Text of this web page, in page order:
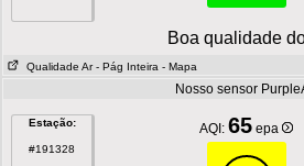
Boa qualidade
Qualidade Ar - Pág Inteira - Mapa
Nosso sensor
Estação:
#191328
AQI:65 epa